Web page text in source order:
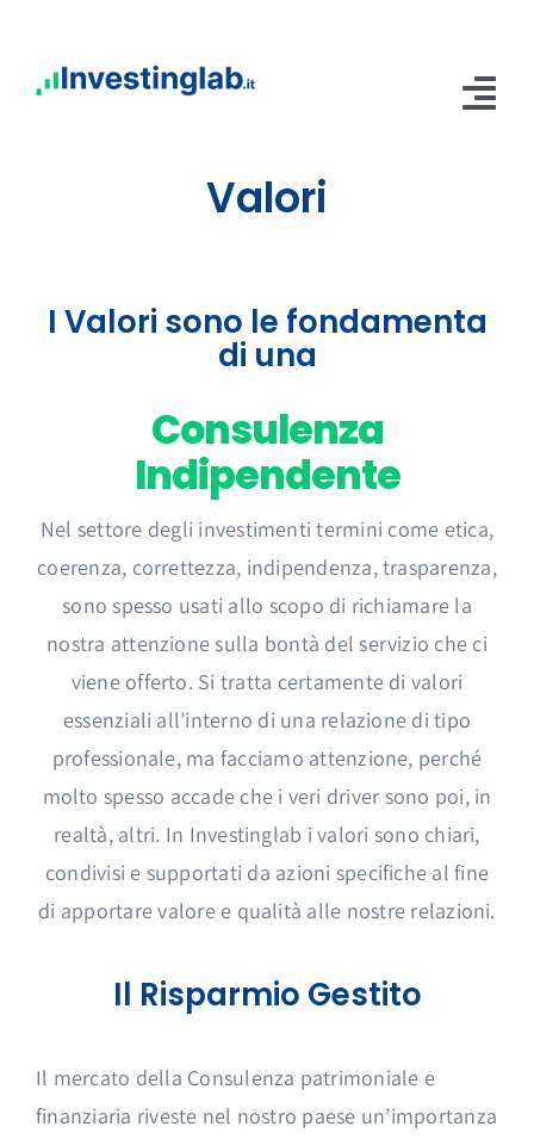
contenuto
Servizi
Area Riservata
Accesso
Logout
Valori
I Valori sono le fondamenta
di una
Consulenza
Indipendente
Nel settore degli investimenti termini come etica,
coerenza, correttezza, indipendenza, trasparenza,
sono spesso usati allo scopo di richiamare la
nostra attenzione sulla bontà del servizio che ci
viene offerto. Si tratta certamente di valori
essenziali all’interno di una relazione di tipo
professionale, ma facciamo attenzione, perché
molto spesso accade che i veri driver sono poi, in
realtà, altri. In Investinglab i valori sono chiari,
condivisi e supportati da azioni specifiche al fine
di apportare valore e qualità alle nostre relazioni.
Il Risparmio Gestito
Il mercato della Consulenza patrimoniale e
finanziaria riveste nel nostro paese un’importanza